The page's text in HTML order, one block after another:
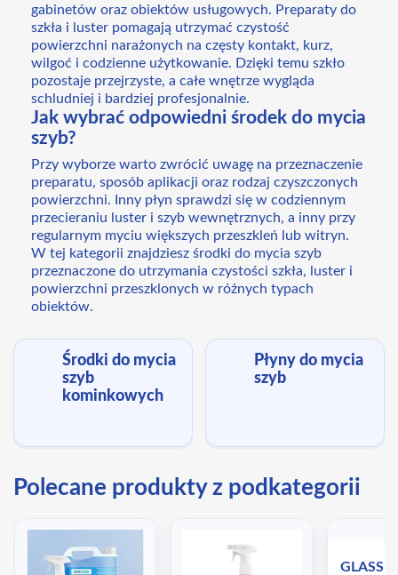
gabinetów oraz obiektów usługowych. Preparaty do
szkła i luster pomagają utrzymać czystość
powierzchni narażonych na częsty kontakt, kurz,
wilgoć i codzienne użytkowanie. Dzięki temu szkło
pozostaje przejrzyste, a całe wnętrze wygląda
schludniej i bardziej profesjonalnie.
Jak wybrać odpowiedni środek do mycia
szyb?
Przy wyborze warto zwrócić uwagę na przeznaczenie
preparatu, sposób aplikacji oraz rodzaj czyszczonych
powierzchni. Inny płyn sprawdzi się w codziennym
przecieraniu luster i szyb wewnętrznych, a inny przy
regularnym myciu większych przeszkleń lub witryn.
W tej kategorii znajdziesz środki do mycia szyb
przeznaczone do utrzymania czystości szkła, luster i
powierzchni przeszklonych w różnych typach
obiektów.
Środki do mycia
szyb
kominkowych
Płyny do mycia
szyb
Polecane produkty z podkategorii
GLASS